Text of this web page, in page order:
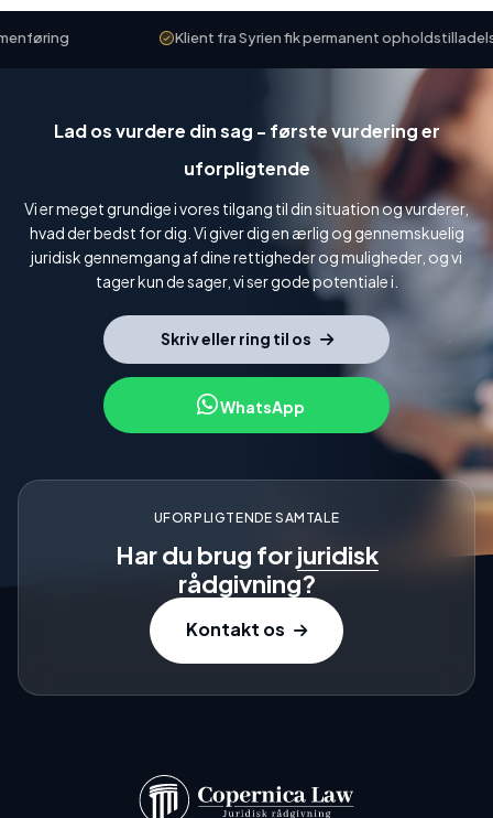
Klient fra Syrien fik permanent opholdstilladelse
Lad os vurdere din sag - første vurdering er
uforpligtende
Vi er meget grundige i vores tilgang til din situation og vurderer,
hvad der bedst for dig. Vi giver dig en ærlig og gennemskuelig
juridisk gennemgang af dine rettigheder og muligheder, og vi
tager kun de sager, vi ser gode potentiale i.
Skriv eller ring til os
WhatsApp
UFORPLIGTENDE SAMTALE
Har du brug forjuridisk
rådgivning?
Kontakt os